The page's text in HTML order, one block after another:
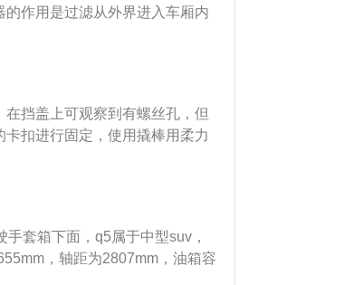
作用是过滤从外界进入车厢内
指空气中所包含的杂质，微小
轴距为2335mm，前悬架使用了
式。
挡盖上可观察到有螺丝孔，但
扣进行固定，使用撬棒用柔力
别为4524毫米、1838毫米、1
自一体变速箱，同时在2.0T车
中控液晶显示屏，内嵌了新的
联，实现车辆远程启动、在线
套箱下面，q5属于中型suv，
，轴距为2807mm，油箱容
压发动机，最大功率是169k